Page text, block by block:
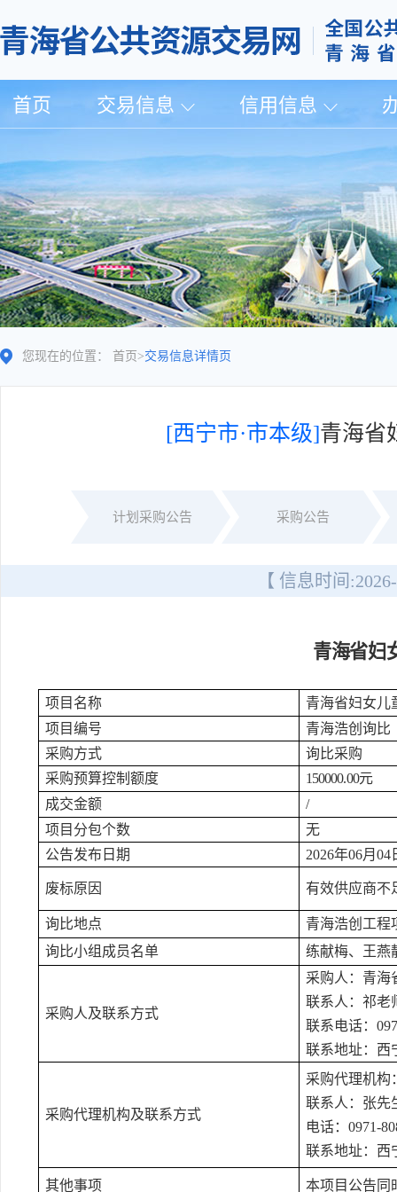
首页 交易信息 信用信息
您现在的位置： 首页 >交易信息详情页
[西宁市·市本级]青海省
计划采购公告 采购公告
【 信息时间:
青海省妇
项目名称
青海省妇女儿
项目编号
青海浩创询比
采购方式
询比采购
采购预算控制额度
150000.00元
成交金额
/
项目分包个数
无
公告发布日期
2026年06月04
废标原因 有效供应商不
询比地点
青海浩创工程
询比小组成员名单
练献梅、王燕
采购人及联系方式
采购人： 青海
联系人：祁老
联系电话：
联系地址：西
采购代理机构及联系方式
采购代理机构
联系人： 张先
电话： 0971-
联系地址： 西
其他事项 本项目公告同